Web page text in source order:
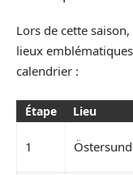
Lors de cette
lieux
calendrier :
Étape Lieu
1 Östersund